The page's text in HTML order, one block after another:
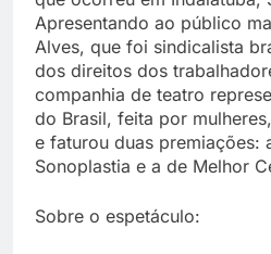
Apresentando ao público
Alves, que foi sindicalista
dos direitos dos
companhia de teatro
do Brasil, feita por
e faturou duas premiações:
Sonoplastia e a de Melhor
Sobre o espetáculo: